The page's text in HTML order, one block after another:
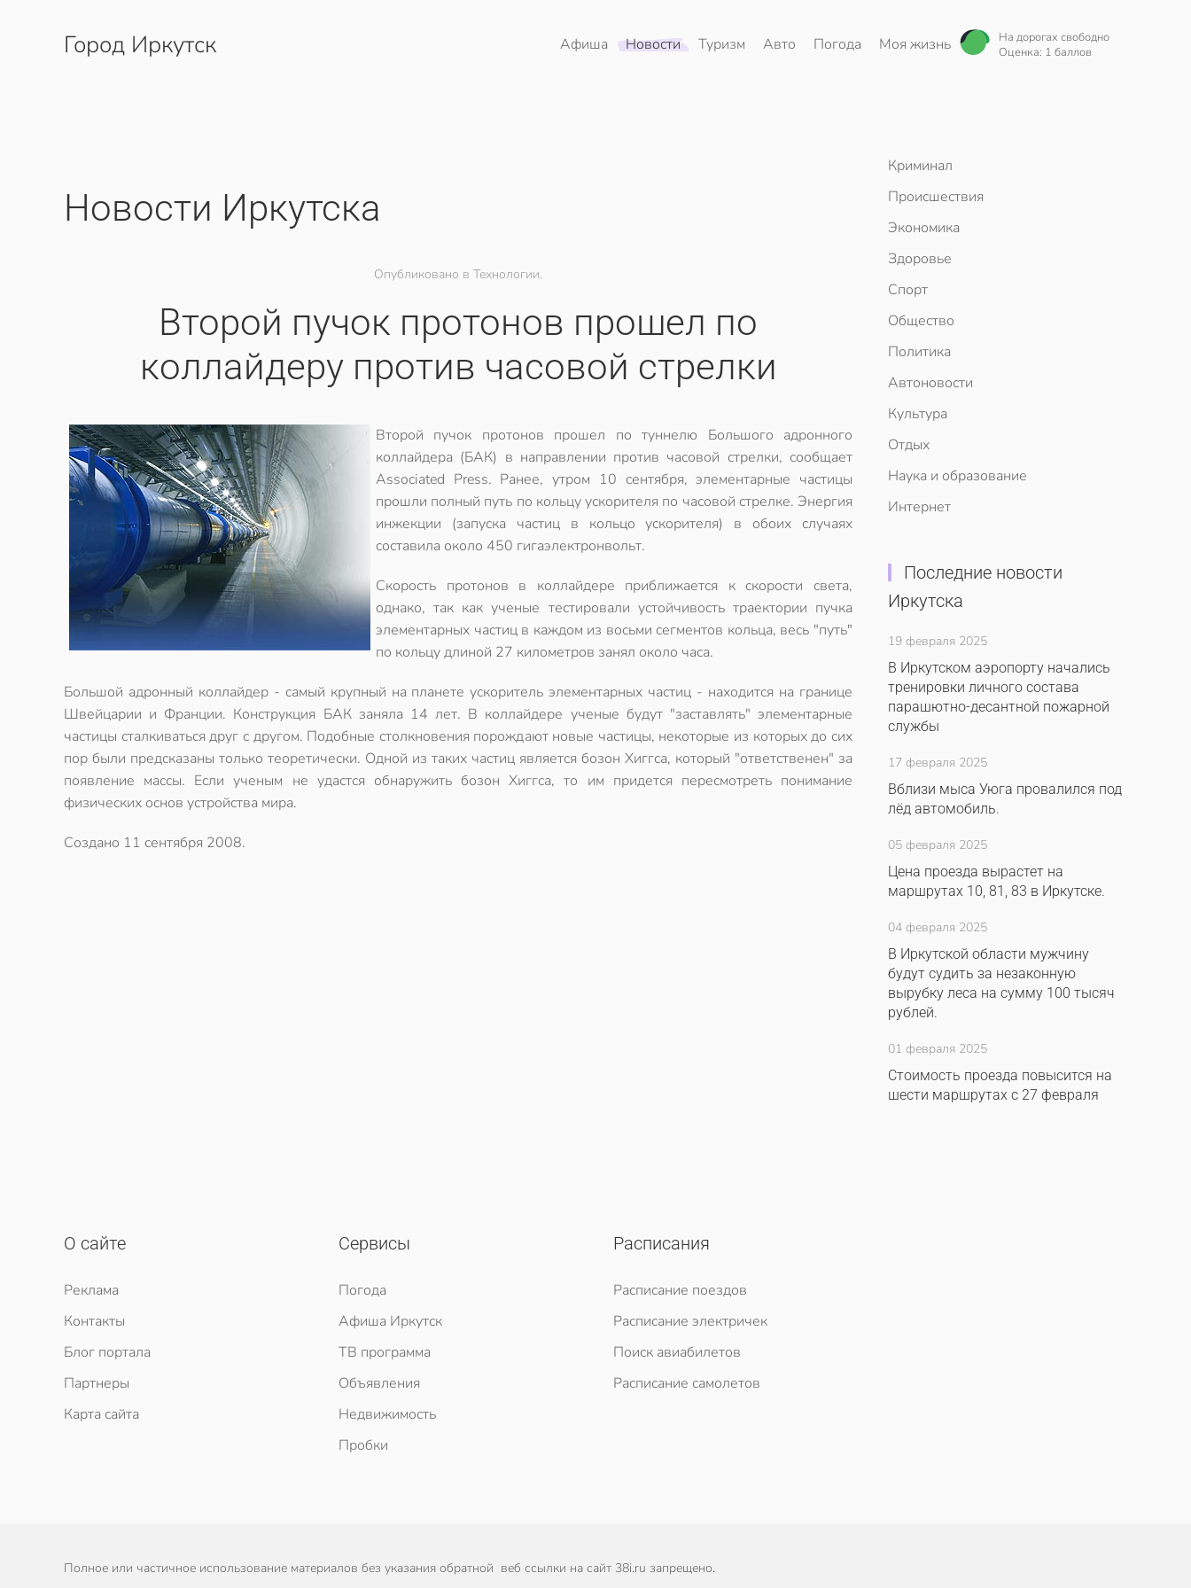
Перейти к содержимому
Город Иркутск Афиша Новости Туризм Авто Погода Моя жизнь
На дорогах свободно
Оценка: 1 баллов
Новости Иркутска
Опубликовано в Технологии.
Второй пучок протонов прошел по
коллайдеру против часовой стрелки
Второй пучок протонов прошел по туннелю Большого адронного
коллайдера (БАК) в направлении против часовой стрелки, сообщает
Associated Press. Ранее, утром 10 сентября, элементарные частицы
прошли полный путь по кольцу ускорителя по часовой стрелке. Энергия
инжекции (запуска частиц в кольцо ускорителя) в обоих случаях
составила около 450 гигаэлектронвольт.
Скорость протонов в коллайдере приближается к скорости света,
однако, так как ученые тестировали устойчивость траектории пучка
элементарных частиц в каждом из восьми сегментов кольца, весь "путь"
по кольцу длиной 27 километров занял около часа.
Большой адронный коллайдер - самый крупный на планете ускоритель элементарных частиц - находится на границе
Швейцарии и Франции. Конструкция БАК заняла 14 лет. В коллайдере ученые будут "заставлять" элементарные
частицы сталкиваться друг с другом. Подобные столкновения порождают новые частицы, некоторые из которых до сих
пор были предсказаны только теоретически. Одной из таких частиц является бозон Хиггса, который "ответственен" за
появление массы. Если ученым не удастся обнаружить бозон Хиггса, то им придется пересмотреть понимание
физических основ устройства мира.
Создано 11 сентября 2008.
Криминал
Происшествия
Экономика
Здоровье
Спорт
Общество
Политика
Автоновости
Культура
Отдых
Наука и образование
Интернет
Последние новости
Иркутска
19 февраля 2025
В Иркутском аэропорту начались
тренировки личного состава
парашютно-десантной пожарной
службы
17 февраля 2025
Вблизи мыса Уюга провалился под
лёд автомобиль.
05 февраля 2025
Цена проезда вырастет на
маршрутах 10, 81, 83 в Иркутске.
04 февраля 2025
В Иркутской области мужчину
будут судить за незаконную
вырубку леса на сумму 100 тысяч
рублей.
01 февраля 2025
Стоимость проезда повысится на
шести маршрутах с 27 февраля
О сайте
Реклама
Контакты
Блог портала
Партнеры
Карта сайта
Сервисы
Погода
Афиша Иркутск
ТВ программа
Объявления
Недвижимость
Пробки
Расписания
Расписание поездов
Расписание электричек
Поиск авиабилетов
Расписание самолетов
Полное или частичное использование материалов без указания обратной веб ссылки на сайт 38i.ru запрещено.